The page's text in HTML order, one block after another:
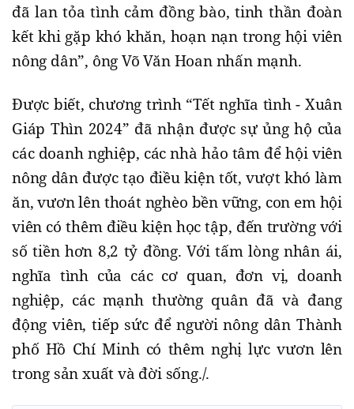
đã lan tỏa tình cảm đồng bào, tinh thần đoàn
kết khi gặp khó khăn, hoạn nạn trong hội viên
nông dân”, ông Võ Văn Hoan nhấn mạnh.
Được biết, chương trình “Tết nghĩa tình - Xuân
Giáp Thìn 2024” đã nhận được sự ủng hộ của
các doanh nghiệp, các nhà hảo tâm để hội viên
nông dân được tạo điều kiện tốt, vượt khó làm
ăn, vươn lên thoát nghèo bền vững, con em hội
viên có thêm điều kiện học tập, đến trường với
số tiền hơn 8,2 tỷ đồng. Với tấm lòng nhân ái,
nghĩa tình của các cơ quan, đơn vị, doanh
nghiệp, các mạnh thường quân đã và đang
động viên, tiếp sức để người nông dân Thành
phố Hồ Chí Minh có thêm nghị lực vươn lên
trong sản xuất và đời sống./.